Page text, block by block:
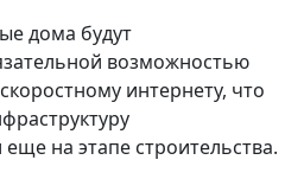
дома будут
возможностью
интернету, что
на этапе строительства.